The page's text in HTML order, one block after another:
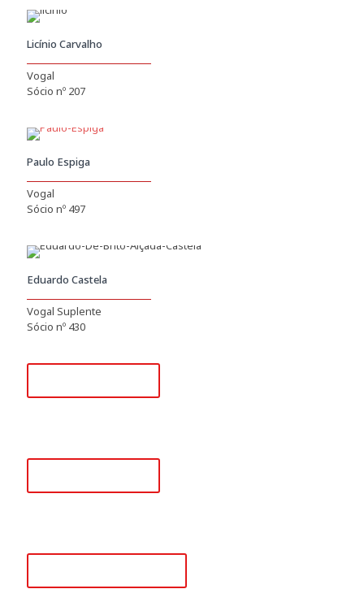
Licínio Carvalho
Vogal
Sócio nº 207
Paulo Espiga
Vogal
Sócio nº 497
Eduardo Castela
Vogal Suplente
Sócio nº 430